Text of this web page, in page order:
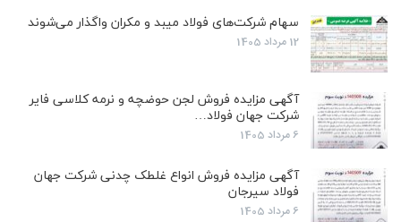
سهام شرکت‌های فولاد میبد و مکران واگذار می‌شوند
12 مرداد 1405
آگهی مزایده فروش لجن حوضچه و نرمه کلاسی فایر
شرکت جهان فولاد…
6 مرداد 1405
آگهی مزایده فروش انواع غلطک چدنی شرکت جهان
فولاد سیرجان
6 مرداد 1405